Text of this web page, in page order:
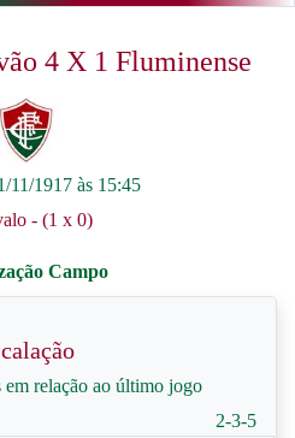
4 X 1 Fluminense
11/1917 às 15:45
- (1 x 0)
em relação ao último jogo
2-3-5